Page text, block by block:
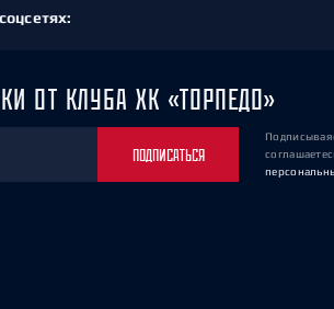
ОТ КЛУБА ХК «ТОРПЕДО»
ПОДПИСАТЬСЯ